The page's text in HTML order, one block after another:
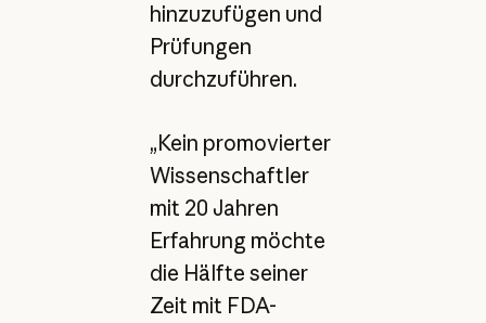
hinzuzufügen und
Prüfungen
durchzuführen.
„Kein promovierter
Wissenschaftler
mit 20 Jahren
Erfahrung möchte
die Hälfte seiner
Zeit mit FDA-